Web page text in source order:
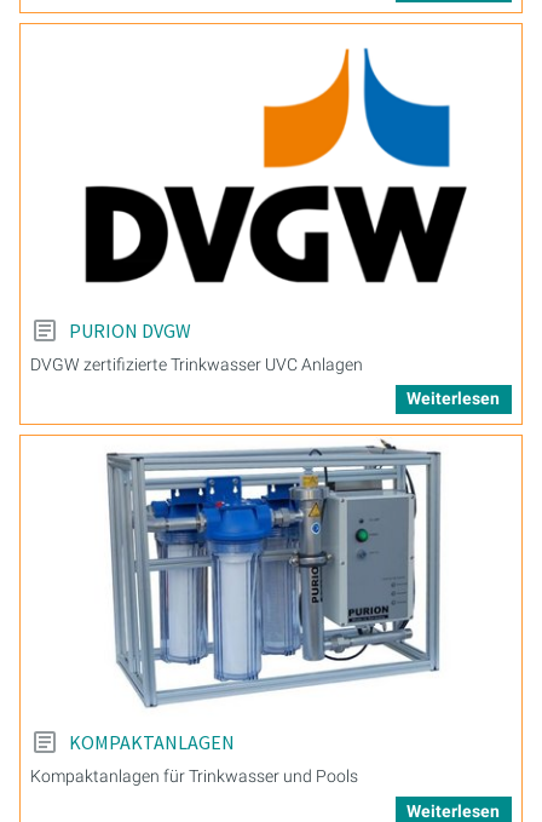
PURION DVGW
DVGW zertifizierte Trinkwasser UVC Anlagen
Weiterlesen
KOMPAKTANLAGEN
Kompaktanlagen für Trinkwasser und Pools
Weiterlesen